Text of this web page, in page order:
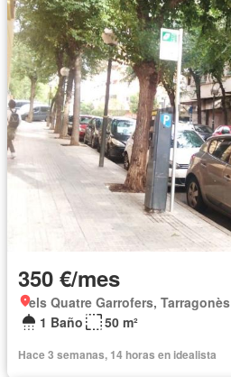
350 €/mes
els Quatre Garrofers, Tarragonès
1 Baño
50 m²
Hace 3 semanas, 14 horas en idealista